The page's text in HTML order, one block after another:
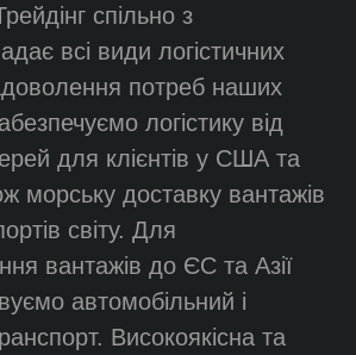
спільно з
всі види логістичних
потреб наших
логістику від
для клієнтів у США та
морську доставку вантажів
світу. Для
вантажів до ЄС та Азії
автомобільний і
Високоякісна та